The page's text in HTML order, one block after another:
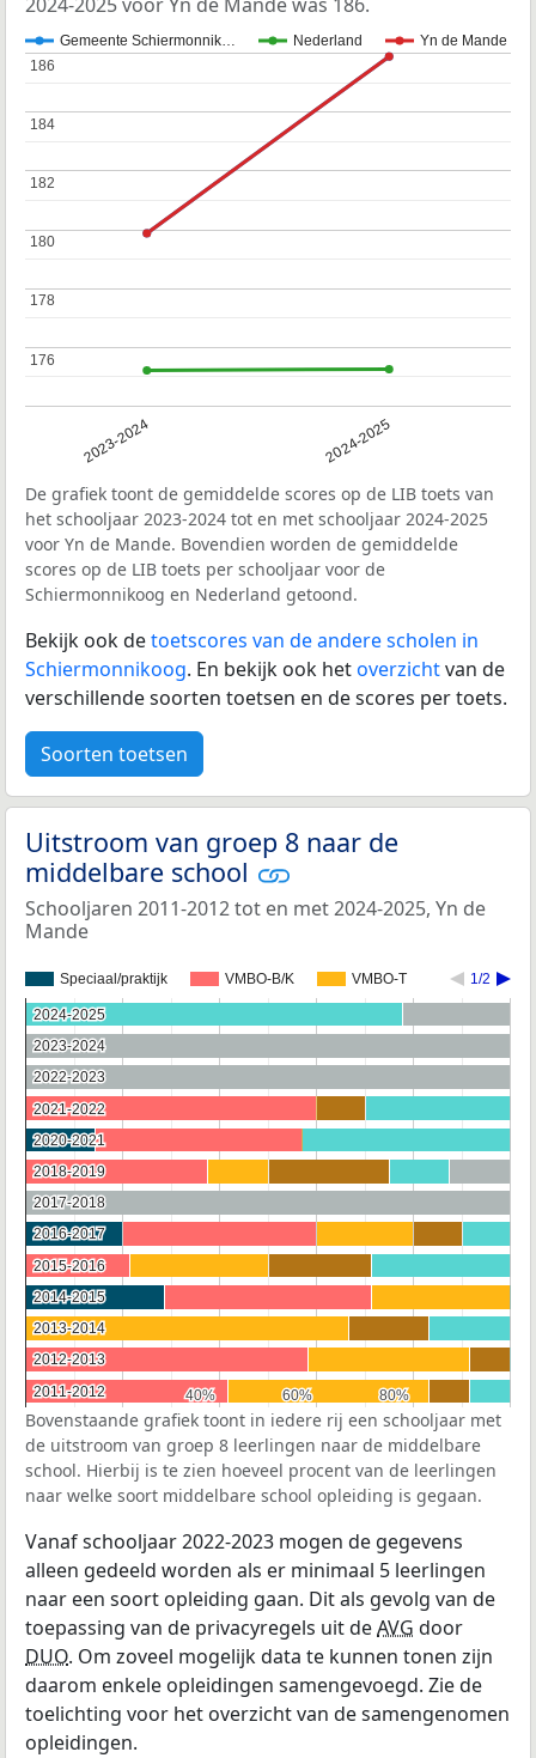
Gemeente Schiermonnik… Nederland Yn de Mande
2023-2024 2024-2025
176
176
178
178
180
180
182
182
184
184
186
186
De grafiek toont de gemiddelde scores op de LIB toets van
het schooljaar 2023-2024 tot en met schooljaar 2024-2025
voor Yn de Mande. Bovendien worden de gemiddelde
scores op de LIB toets per schooljaar voor de
Schiermonnikoog en Nederland getoond.
Bekijk ook detoetscores van de andere scholen in
Schiermonnikoog. En bekijk ook hetoverzichtvan de
verschillende soorten toetsen en de scores per toets.
Soorten toetsen
Uitstroom van groep 8 naar de
middelbare school
Schooljaren 2011-2012 tot en met 2024-2025, Yn de
Mande
Speciaal/praktijk VMBO-B/K VMBO-T 1/2
40%
40% 60%
60% 80%
80%
2024-2025
2024-2025
2023-2024
2023-2024
2022-2023
2022-2023
2021-2022
2021-2022
2020-2021
2020-2021
2018-2019
2018-2019
2017-2018
2017-2018
2016-2017
2016-2017
2015-2016
2015-2016
2014-2015
2014-2015
2013-2014
2013-2014
2012-2013
2012-2013
2011-2012
2011-2012
Bovenstaande grafiek toont in iedere rij een schooljaar met
de uitstroom van groep 8 leerlingen naar de middelbare
school. Hierbij is te zien hoeveel procent van de leerlingen
naar welke soort middelbare school opleiding is gegaan.
Vanaf schooljaar 2022-2023 mogen de gegevens
alleen gedeeld worden als er minimaal 5 leerlingen
naar een soort opleiding gaan. Dit als gevolg van de
toepassing van de privacyregels uit deAVG door
DUO. Om zoveel mogelijk data te kunnen tonen zijn
daarom enkele opleidingen samengevoegd. Zie de
toelichting voor het overzicht van de samengenomen
opleidingen.